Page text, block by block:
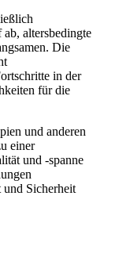
altersbedingte
Die
in der
für die
und anderen
einer
und -spanne
Sicherheit